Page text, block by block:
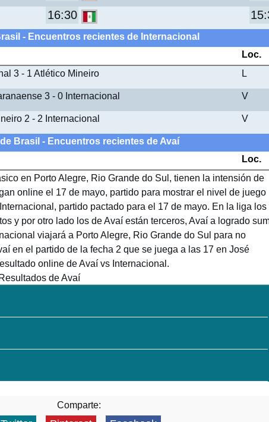
16:30
- Encuentros recientes de Internacional
Loc.
3 - 1 Atlético Mineiro L
3 - 0 Internacional V
2 - 2 Internacional V
Brasil - Encuentros recientes de Avaí
Loc.
en Porto Alegre, Rio Grande do Sul, tienen la intensión de
online el 17 de mayo, partido para mostrar el nivel de juego
partido pactado para el 17 de mayo. En la liga los
y por otro lado los de Avaí están terceros, Avaí a logrado
viajará a Porto Alegre, Rio Grande do Sul para no
en el partido de la fecha 2 que se juega a las 17 en José
online de Avaí vs Internacional.
de Avaí
Comparte: